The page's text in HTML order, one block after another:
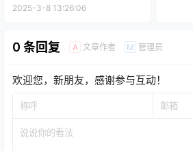
2025-3-8 13:26:06
0 条回复 A 文章作者 M 管理员
欢迎您，新朋友，感谢参与互动！